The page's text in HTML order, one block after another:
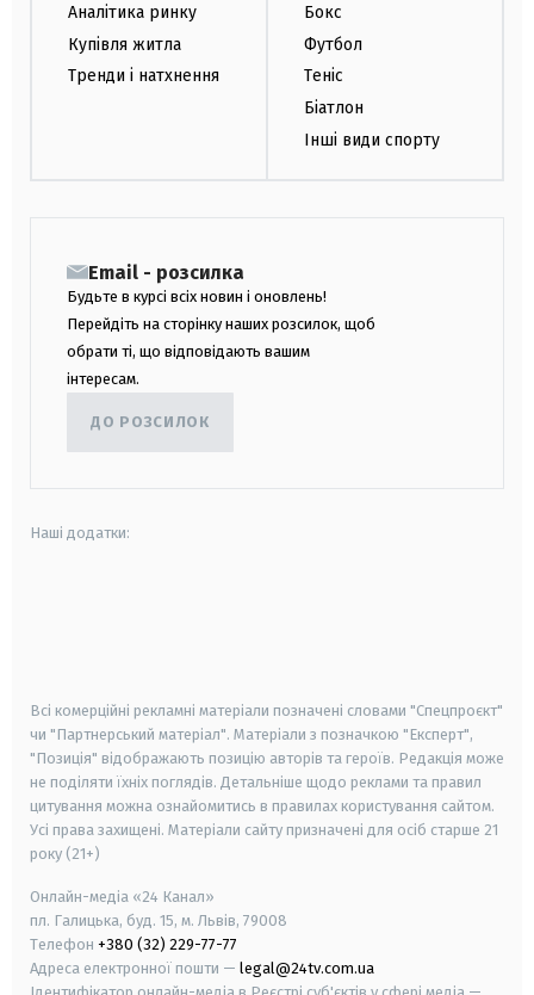
Аналітика ринку
Купівля житла
Тренди і натхнення
Бокс
Футбол
Теніс
Біатлон
Інші види спорту
Email - розсилка
Будьте в курсі всіх новин і оновлень!
Перейдіть на сторінку наших розсилок, щоб
обрати ті, що відповідають вашим
інтересам.
ДО РОЗСИЛОК
Наші додатки:
Всі комерційні рекламні матеріали позначені словами "Спецпроєкт"
чи "Партнерський матеріал". Матеріали з позначкою "Експерт",
"Позиція" відображають позицію авторів та героїв. Редакція може
не поділяти їхніх поглядів. Детальніше щодо реклами та правил
цитування можна ознайомитись в правилах користування сайтом.
Усі права захищені. Матеріали сайту призначені для осіб старше 21
року (21+)
Онлайн-медіа «24 Канал»
пл. Галицька, буд. 15, м. Львів, 79008
Телефон +380 (32) 229-77-77
Адреса електронної пошти — legal@24tv.com.ua